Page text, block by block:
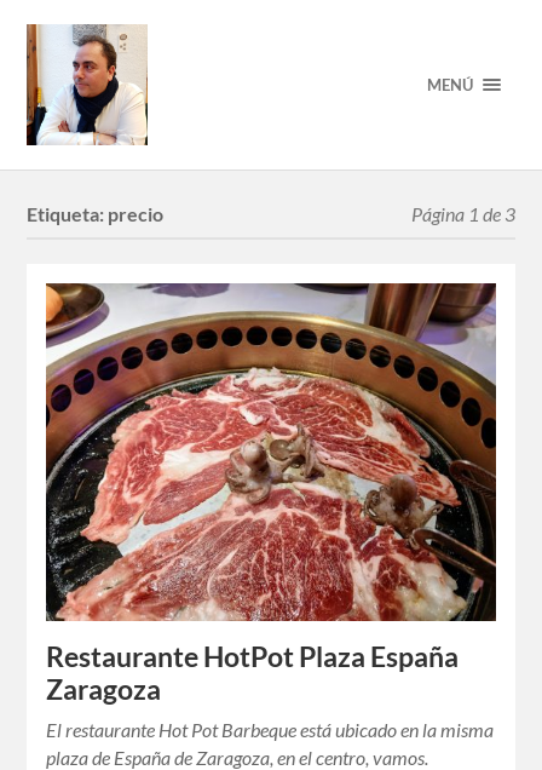
MENÚ
Etiqueta: precio Página 1 de 3
Restaurante HotPot Plaza España
Zaragoza
El restaurante Hot Pot Barbeque está ubicado en la misma
plaza de España de Zaragoza, en el centro, vamos.